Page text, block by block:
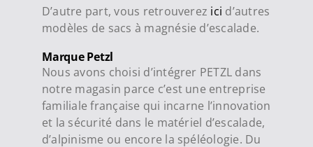
D’autre part, vous retrouverez ici d’autres
modèles de sacs à magnésie d’escalade.
Marque Petzl
Nous avons choisi d’intégrer PETZL dans
notre magasin parce c’est une entreprise
familiale française qui incarne l’innovation
et la sécurité dans le matériel d’escalade,
d’alpinisme ou encore la spéléologie. Du